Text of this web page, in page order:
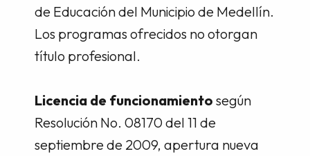
de Educación del Municipio de Medellín.
Los programas ofrecidos no otorgan
título profesional.
Licencia de funcionamiento según
Resolución No. 08170 del 11 de
septiembre de 2009, apertura nueva